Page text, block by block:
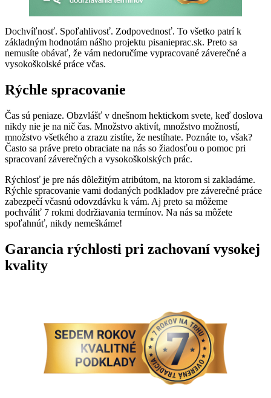
Dochvíľnosť. Spoľahlivosť. Zodpovednosť. To všetko patrí k
základným hodnotám nášho projektu pisanieprac.sk. Preto sa
nemusíte obávať, že vám nedoručíme vypracované záverečné a
vysokoškolské práce včas.
Rýchle spracovanie
Čas sú peniaze. Obzvlášť v dnešnom hektickom svete, keď doslova
nikdy nie je na nič čas. Množstvo aktivít, množstvo možností,
množstvo všetkého a zrazu zistíte, že nestíhate. Poznáte to, však?
Často sa práve preto obraciate na nás so žiadosťou o pomoc pri
spracovaní záverečných a vysokoškolských prác.
Rýchlosť je pre nás dôležitým atribútom, na ktorom si zakladáme.
Rýchle spracovanie vami dodaných podkladov pre záverečné práce
zabezpečí včasnú odovzdávku k vám. Aj preto sa môžeme
pochváliť 7 rokmi dodržiavania termínov. Na nás sa môžete
spoľahnúť, nikdy nemeškáme!
Garancia rýchlosti pri zachovaní vysokej
kvality